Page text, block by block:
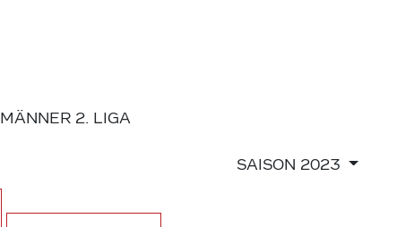
MÄNNER 2. LIGA
SAISON 2023